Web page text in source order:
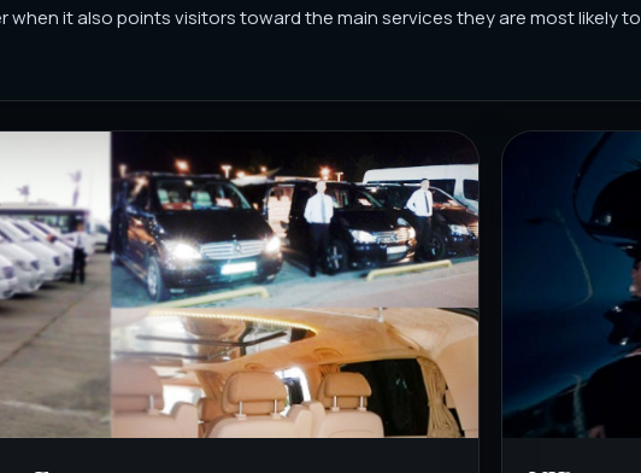
when it also points visitors toward the main services they are most likely to